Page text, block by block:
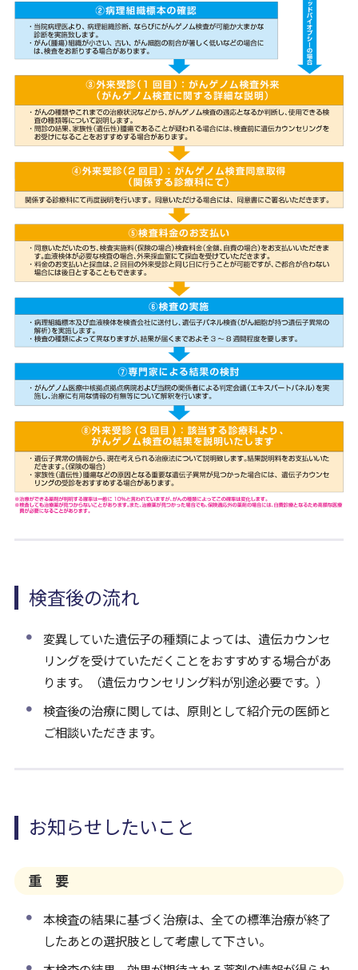
検査後の流れ
変異していた遺伝子の種類によっては、遺伝カウンセ
リングを受けていただくことをおすすめする場合があ
ります。（遺伝カウンセリング料が別途必要です。）
検査後の治療に関しては、原則として紹介元の医師と
ご相談いただきます。
お知らせしたいこと
重 要
本検査の結果に基づく治療は、全ての標準治療が終了
したあとの選択肢として考慮して下さい。